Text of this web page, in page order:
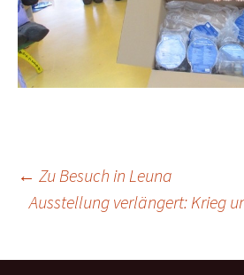
← Zu Besuch in Leuna
Ausstellung verlängert: Krieg